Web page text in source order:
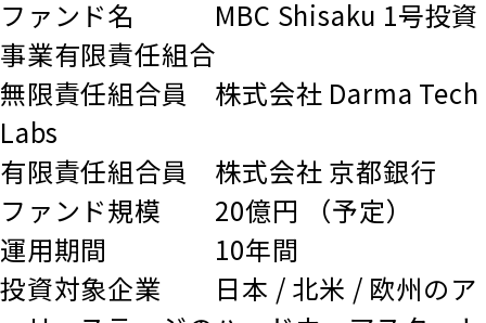
ファンド名 MBC Shisaku 1号投資
事業有限責任組合
無限責任組合員 株式会社 Darma Tech
Labs
有限責任組合員 株式会社 京都銀行
ファンド規模 20億円 （予定）
運用期間 10年間
投資対象企業 日本 / 北米 / 欧州のア